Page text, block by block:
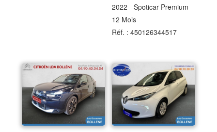
2022 - Spoticar-Premium
12 Mois
Réf. : 450126344517